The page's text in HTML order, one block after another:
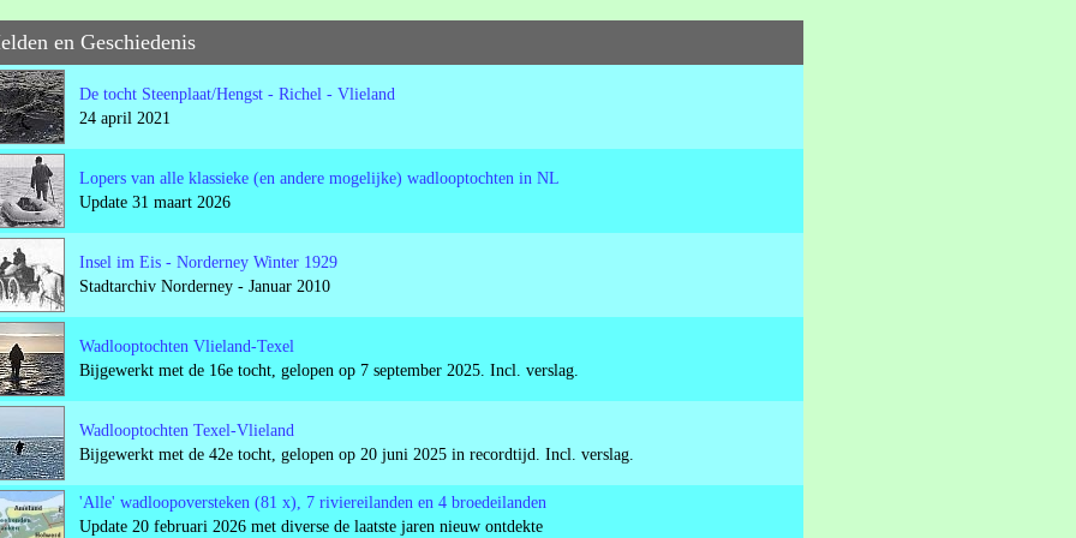
en Geschiedenis
De tocht Steenplaat/Hengst - Richel - Vlieland
24 april 2021
Lopers van alle klassieke (en andere mogelijke) wadlooptochten in NL
Update 31 maart 2026
Insel im Eis - Norderney Winter 1929
Stadtarchiv Norderney - Januar 2010
Wadlooptochten Vlieland-Texel
Bijgewerkt met de 16e tocht, gelopen op 7 september 2025. Incl. verslag.
Wadlooptochten Texel-Vlieland
Bijgewerkt met de 42e tocht, gelopen op 20 juni 2025 in recordtijd. Incl. verslag.
'Alle' wadloopoversteken (81 x), 7 riviereilanden en 4 broedeilanden
Update 20 februari 2026 met diverse de laatste jaren nieuw ontdekte